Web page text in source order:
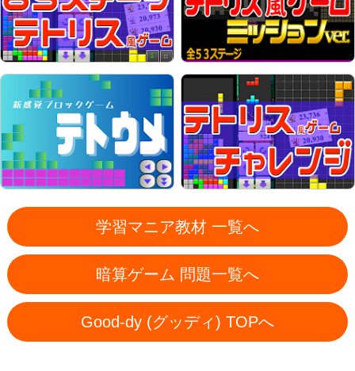
学習マニア教材 一覧へ
暗算ゲーム 問題一覧へ
Good-dy (グッディ) TOPへ